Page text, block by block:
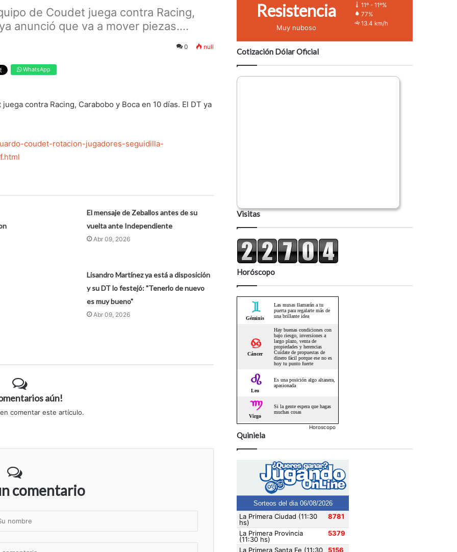
de Coudet juega contra Racing,
anunció que va a mover piezas....
0 null
WhatsApp
contra Racing, Carabobo y Boca en 10 días. El DT ya
coudet-rotacion-jugadores-seguidilla-
El mensaje de Zeballos antes de su
vuelta ante Independiente
Abr 09, 2026
Lisandro Martínez ya está a disposición
y su DT lo festejó: "Tenerlo de nuevo
es muy bueno"
Abr 09, 2026
aún!
comentar este artículo.
comentario
Resistencia
Muy nuboso
11º - 11º%
77%
13.4 km/h
Cotización Dólar Oficial
Visitas
Horóscopo
Horoscopo
Quiniela